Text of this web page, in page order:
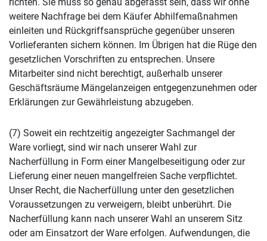
weitere Nachfrage bei dem Käufer Abhilfemaßnahmen
einleiten und Rückgriffsansprüche gegenüber unseren
Vorlieferanten sichern können. Im Übrigen hat die Rüge den
gesetzlichen Vorschriften zu entsprechen. Unsere
Mitarbeiter sind nicht berechtigt, außerhalb unserer
Geschäftsräume Mängelanzeigen entgegenzunehmen oder
Erklärungen zur Gewährleistung abzugeben.
(7) Soweit ein rechtzeitig angezeigter Sachmangel der
Ware vorliegt, sind wir nach unserer Wahl zur
Nacherfüllung in Form einer Mangelbeseitigung oder zur
Lieferung einer neuen mangelfreien Sache verpflichtet.
Unser Recht, die Nacherfüllung unter den gesetzlichen
Voraussetzungen zu verweigern, bleibt unberührt. Die
Nacherfüllung kann nach unserer Wahl an unserem Sitz
oder am Einsatzort der Ware erfolgen. Aufwendungen, die